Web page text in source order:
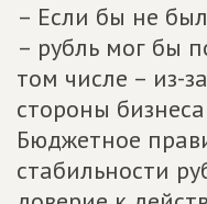
– Если бы не
– рубль мог бы
том числе – из-
стороны
Бюджетное
стабильности